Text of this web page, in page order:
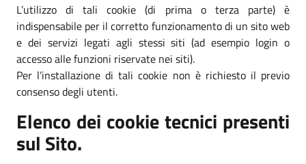
L’utilizzo di tali cookie (di prima o terza parte) è
indispensabile per il corretto funzionamento di un sito web
e dei servizi legati agli stessi siti (ad esempio login o
accesso alle funzioni riservate nei siti).
Per l’installazione di tali cookie non è richiesto il previo
consenso degli utenti.
Elenco dei cookie tecnici presenti
sul Sito.